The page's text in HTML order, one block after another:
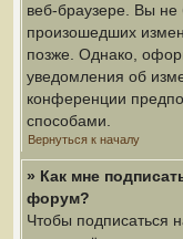
веб-браузере. Вы
произошедших
позже. Однако,
уведомления об
конференции
способами.
Вернуться к началу
» Как мне
форум?
Чтобы подписаться